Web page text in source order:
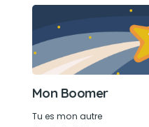
Mon Boomer
Tu es mon autre